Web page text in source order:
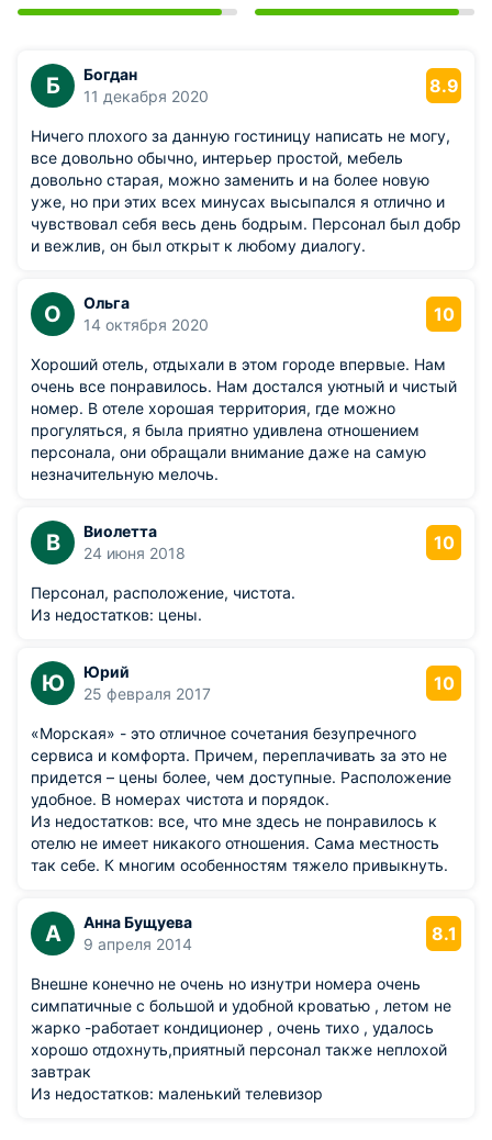
Б
Богдан
11 декабря 2020
8.9
Ничего плохого за данную гостиницу написать не могу,
все довольно обычно, интерьер простой, мебель
довольно старая, можно заменить и на более новую
уже, но при этих всех минусах высыпался я отлично и
чувствовал себя весь день бодрым. Персонал был добр
и вежлив, он был открыт к любому диалогу.
О
Ольга
14 октября 2020
10
Хороший отель, отдыхали в этом городе впервые. Нам
очень все понравилось. Нам достался уютный и чистый
номер. В отеле хорошая территория, где можно
прогуляться, я была приятно удивлена отношением
персонала, они обращали внимание даже на самую
незначительную мелочь.
В
Виолетта
24 июня 2018
10
Персонал, расположение, чистота.
Из недостатков: цены.
Ю
Юрий
25 февраля 2017
10
«Морская» - это отличное сочетания безупречного
сервиса и комфорта. Причем, переплачивать за это не
придется – цены более, чем доступные. Расположение
удобное. В номерах чистота и порядок.
Из недостатков: все, что мне здесь не понравилось к
отелю не имеет никакого отношения. Сама местность
так себе. К многим особенностям тяжело привыкнуть.
А
Анна Бущуева
9 апреля 2014
8.1
Внешне конечно не очень но изнутри номера очень
симпатичные с большой и удобной кроватью , летом не
жарко -работает кондиционер , очень тихо , удалось
хорошо отдохнуть,приятный персонал также неплохой
завтрак
Из недостатков: маленький телевизор